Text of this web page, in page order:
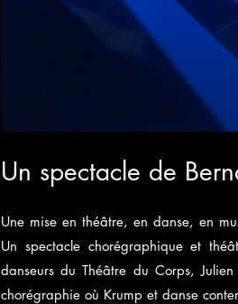
Un spectacle de
Une mise en théâtre, en danse, en
Un spectacle chorégraphique et
danseurs du Théâtre du Corps,
chorégraphie où Krump et danse